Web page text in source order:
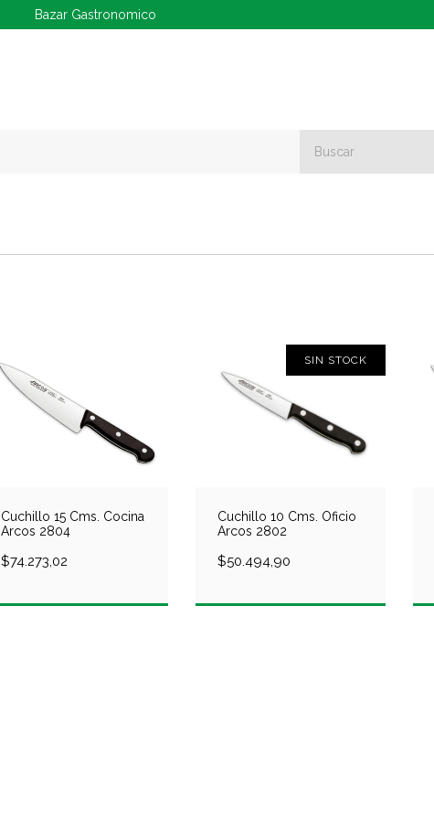
Bazar Gastronomico
Cuchillo 15 Cms. Cocina
Arcos 2804
$74.273,02
SIN STOCK
Cuchillo 10 Cms. Oficio
Arcos 2802
$50.494,90